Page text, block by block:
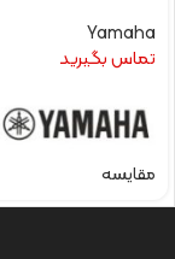
Yamaha
تماس بگیرید
مقایسه